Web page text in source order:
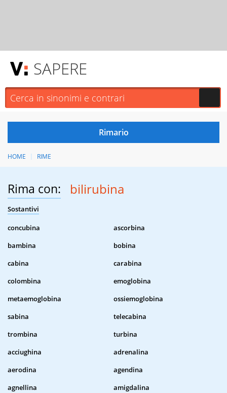
SAPERE
HOME RIME
Rima con: bilirubina
Sostantivi
concubina
ascorbina
bambina
bobina
cabina
carabina
colombina
emoglobina
metaemoglobina
ossiemoglobina
sabina
telecabina
trombina
turbina
acciughina
adrenalina
aerodina
agendina
agnellina
amigdalina